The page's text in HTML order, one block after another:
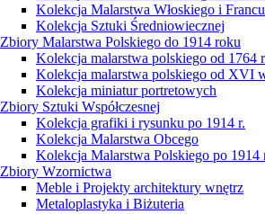
Kolekcja Malarstwa Włoskiego i
Kolekcja Sztuki Średniowiecznej
Zbiory Malarstwa Polskiego do 1914 roku
Kolekcja malarstwa polskiego od 1764
Kolekcja malarstwa polskiego od XVI
Kolekcja miniatur portretowych
Zbiory Sztuki Współczesnej
Kolekcja grafiki i rysunku po 1914 r.
Kolekcja Malarstwa Obcego
Kolekcja Malarstwa Polskiego po 1914
Zbiory Wzornictwa
Meble i Projekty architektury wnętrz
Metaloplastyka i Biżuteria